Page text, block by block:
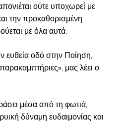
ούτε υποχωρεί με
την προκαθορισμένη
με όλα αυτά.
ευθεία οδό στην Ποίηση,
μας λέει ο
μέσα από τη φωτιά,
δύναμη ευδαιμονίας και